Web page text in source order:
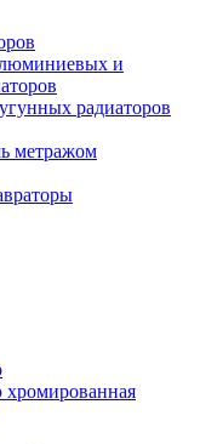
и
радиаторов
метражом
хромированная